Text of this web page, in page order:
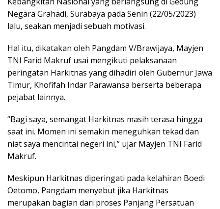
Negara Grahadi, Surabaya pada Senin (22/05/2023)
lalu, seakan menjadi sebuah motivasi.
Hal itu, dikatakan oleh Pangdam V/Brawijaya, Mayjen
TNI Farid Makruf usai mengikuti pelaksanaan
peringatan Harkitnas yang dihadiri oleh Gubernur Jawa
Timur, Khofifah Indar Parawansa berserta beberapa
pejabat lainnya.
“Bagi saya, semangat Harkitnas masih terasa hingga
saat ini. Momen ini semakin meneguhkan tekad dan
niat saya mencintai negeri ini,” ujar Mayjen TNI Farid
Makruf.
Meskipun Harkitnas diperingati pada kelahiran Boedi
Oetomo, Pangdam menyebut jika Harkitnas
merupakan bagian dari proses Panjang Persatuan